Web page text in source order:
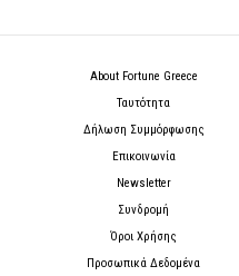
About Fortune Greece
Ταυτότητα
Δήλωση Συμμόρφωσης
Επικοινωνία
Newsletter
Συνδρομή
Όροι Χρήσης
Προσωπικά Δεδομένα